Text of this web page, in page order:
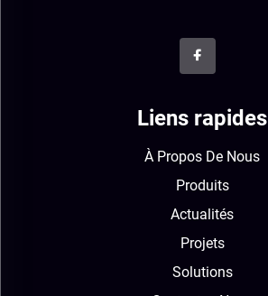
Liens rapides
À Propos De Nous
Produits
Actualités
Projets
Solutions